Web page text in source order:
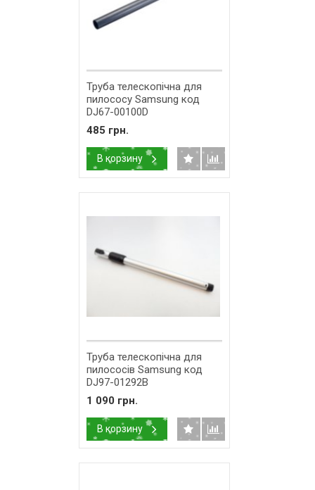
Труба телескопічна для
пилососу Samsung код
DJ67-00100D
485 грн.
В корзину
Труба телескопічна для
пилососів Samsung код
DJ97-01292B
1 090 грн.
В корзину